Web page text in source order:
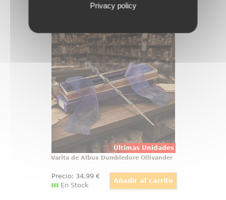
Últimas Unidades
Varita de Albus Dumbledore
Ollivander
Hay objetos que no se guardan, se
exhiben con orgullo, y la varita de
Albus Dumbledore pertenece a
esa categoría desde el primer
vistazo. Esta réplica oficial de
Harry Potter reúne elegancia,
simbolismo y acabado de
colección
Varita de Albus Dumbledore Ollivander
Precio: 34,99€
En Stock
Privacy policy